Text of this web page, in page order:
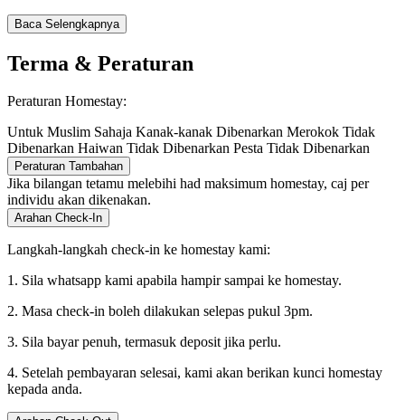
Baca Selengkapnya
Terma & Peraturan
Peraturan Homestay:
Untuk Muslim Sahaja Kanak-kanak Dibenarkan Merokok Tidak
Dibenarkan Haiwan Tidak Dibenarkan Pesta Tidak Dibenarkan
Peraturan Tambahan
Jika bilangan tetamu melebihi had maksimum homestay, caj per
individu akan dikenakan.
Arahan Check-In
Langkah-langkah check-in ke homestay kami:
1. Sila whatsapp kami apabila hampir sampai ke homestay.
2. Masa check-in boleh dilakukan selepas pukul 3pm.
3. Sila bayar penuh, termasuk deposit jika perlu.
4. Setelah pembayaran selesai, kami akan berikan kunci homestay
kepada anda.